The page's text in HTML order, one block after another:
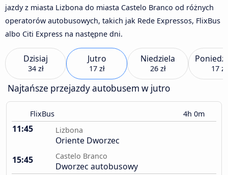
jazdy z miasta Lizbona do miasta Castelo Branco od różnych
operatorów autobusowych, takich jak Rede Expressos, FlixBus
albo Citi Express na następne dni.
Dzisiaj
34 zł
Jutro
17 zł
Niedziela
26 zł 17 zł
Najtańsze przejazdy autobusem w jutro
FlixBus 4h 0m
11:45 Lizbona
Oriente Dworzec
15:45
Castelo Branco
Dworzec autobusowy